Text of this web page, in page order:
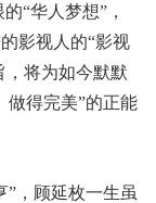
“华人梦想”，
影视人的“影视
，将为如今默默
做得完美”的正能
”，顾延枚一生虽